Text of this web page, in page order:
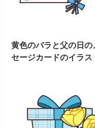
黄色のバラと父の日の
セージカードのイラス